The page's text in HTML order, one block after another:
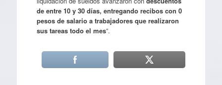
de entre 10 y 30 días, entregando recibos con 0
pesos de salario a trabajadores que realizaron
sus tareas todo el mes”.